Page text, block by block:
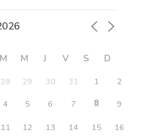
M M J V S D
28 29 30 31 1 2
4 5 6 7 8 9
11 12 13 14 15 16